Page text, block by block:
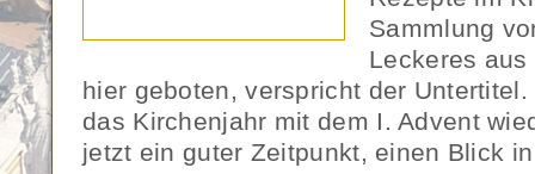
Sammlung
Leckeres
hier geboten, verspricht der
das Kirchenjahr mit dem I. Advent
jetzt ein guter Zeitpunkt, einen Blick